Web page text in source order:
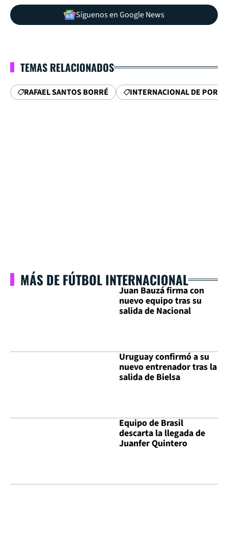
Síguenos en Google News
TEMAS RELACIONADOS
RAFAEL SANTOS BORRÉ INTERNACIONAL DE
MÁS DE FÚTBOL INTERNACIONAL
Juan Bauzá firma con
nuevo equipo tras su
salida de Nacional
Uruguay confirmó a su
nuevo entrenador tras la
salida de Bielsa
Equipo de Brasil
descarta la llegada de
Juanfer Quintero